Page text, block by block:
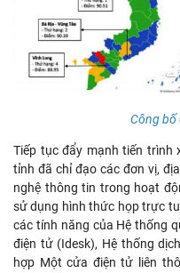
Công bố
Tiếp tục đẩy mạnh tiến trình
tỉnh đã chỉ đạo các đơn vị,
nghệ thông tin trong hoạt
sử dụng hình thức họp trực
các tính năng của Hệ thống
điện tử (Idesk), Hệ thống
hợp Một cửa điện tử liên